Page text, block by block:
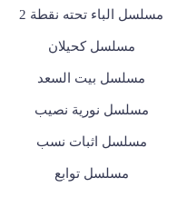
مسلسل الباء تحته نقطة 2
مسلسل كحيلان
مسلسل بيت السعد
مسلسل نورية نصيب
مسلسل اثبات نسب
مسلسل توابع